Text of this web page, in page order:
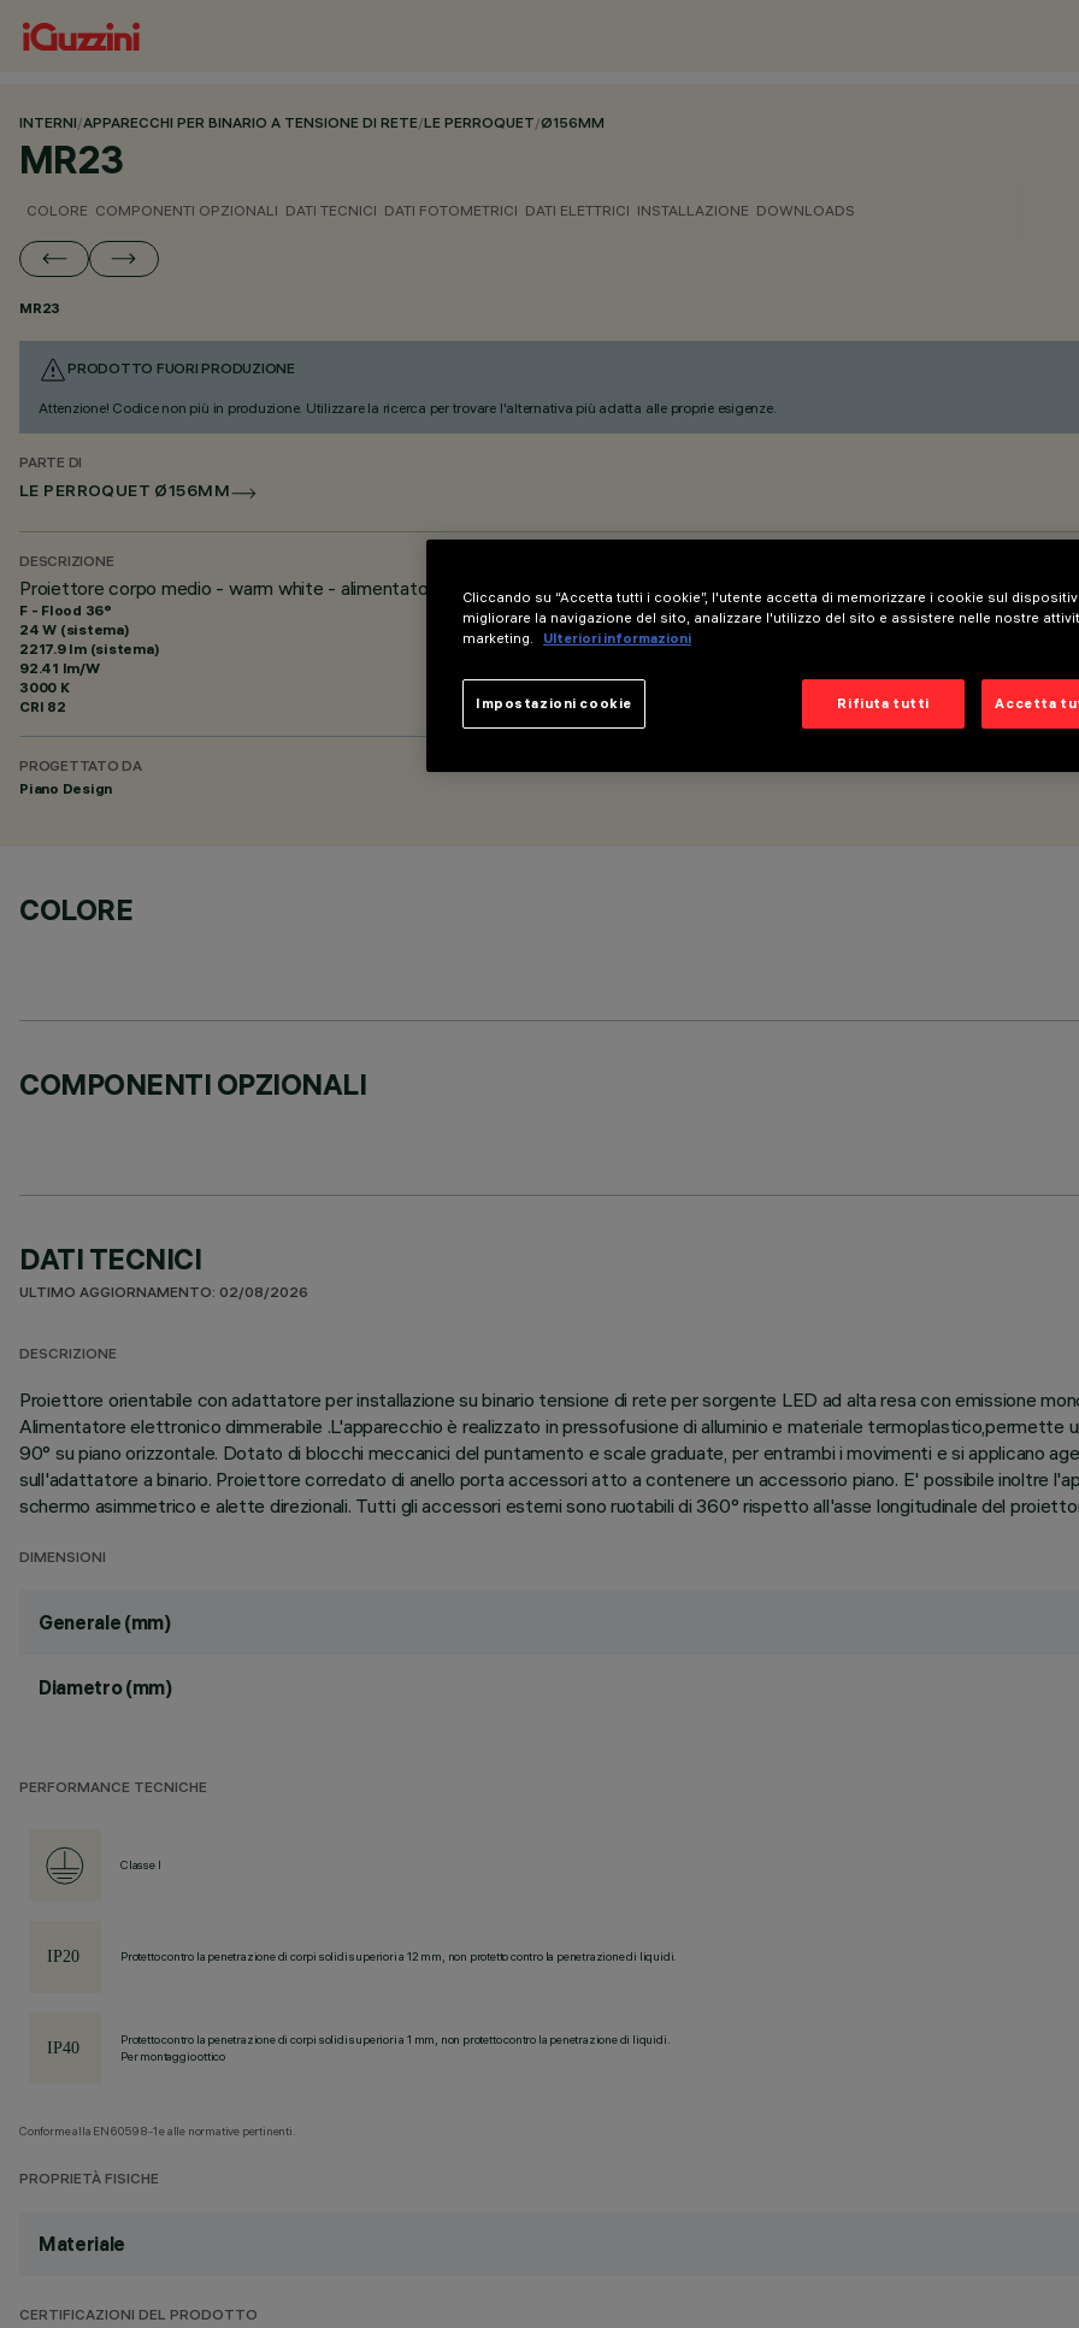
INTERNI/APPARECCHI PER BINARIO A TENSIONE DI RETE/LE PERROQUET/Ø156MM
MR23
COLORE COMPONENTI OPZIONALI DATI TECNICI DATI FOTOMETRICI DATI ELETTRICI INSTALLAZIONE DOWNLOADS
MR23
PRODOTTO FUORI PRODUZIONE
Attenzione! Codice non più in produzione. Utilizzare la ricerca per trovare l'alternativa più adatta alle proprie esigenze.
PARTE DI
LE PERROQUET Ø156MM
DESCRIZIONE
Proiettore corpo medio - warm white - alimentatore elettronico e dimmer - ottica flood
F - Flood 36°
24 W (sistema)
2217.9 lm (sistema)
92.41 lm/W
3000 K
CRI 82
PROGETTATO DA
Piano Design
COLORE
COMPONENTI OPZIONALI
DATI TECNICI
ULTIMO AGGIORNAMENTO: 02/08/2026
DESCRIZIONE
Proiettore orientabile con adattatore per installazione su binario tensione di rete per sorgente LED ad alta resa con emissione
Alimentatore elettronico dimmerabile .L'apparecchio è realizzato in pressofusione di alluminio e materiale termoplastico,permette
90° su piano orizzontale. Dotato di blocchi meccanici del puntamento e scale graduate, per entrambi i movimenti e si applicano
sull'adattatore a binario. Proiettore corredato di anello porta accessori atto a contenere un accessorio piano. E' possibile inoltre
schermo asimmetrico e alette direzionali. Tutti gli accessori esterni sono ruotabili di 360° rispetto all'asse longitudinale del
DIMENSIONI
Generale (mm)
Diametro (mm)
PERFORMANCE TECNICHE
Classe I
Protetto contro la penetrazione di corpi solidi superiori a 12 mm, non protetto contro la penetrazione di liquidi.
Protetto contro la penetrazione di corpi solidi superiori a 1 mm, non protetto contro la penetrazione di liquidi.
Per montaggio ottico
Conforme alla EN60598-1 e alle normative pertinenti.
PROPRIETÀ FISICHE
Materiale
CERTIFICAZIONI DEL PRODOTTO
Cliccando su “Accetta tutti i cookie”, l'utente accetta di memorizzare i cookie sul
migliorare la navigazione del sito, analizzare l'utilizzo del sito e assistere nelle nostre
marketing.
Ulteriori informazioni
Rifiuta tutti Accetta
Impostazioni cookie